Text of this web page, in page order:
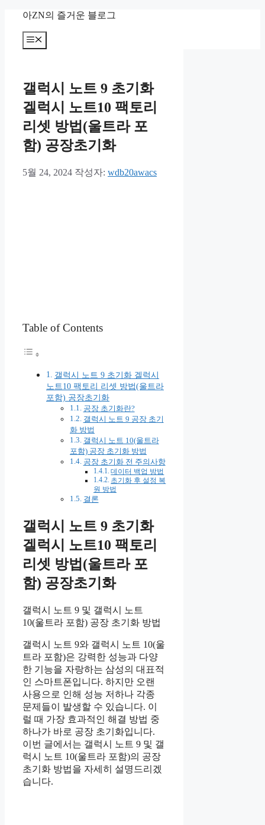
아ZN의 즐거운 블로그
메
뉴
갤럭시 노트 9 초기화
겔럭시 노트10 팩토리
리셋 방법(울트라 포
함) 공장초기화
5월 24, 2024 작성자: wdb20awacs
Table of Contents
갤럭시 노트 9 초기화 겔럭시
노트10 팩토리 리셋 방법(울트라
포함) 공장초기화
공장 초기화란?
갤럭시 노트 9 공장 초기
화 방법
갤럭시 노트 10(울트라
포함) 공장 초기화 방법
공장 초기화 전 주의사항
데이터 백업 방법
초기화 후 설정 복
원 방법
결론
갤럭시 노트 9 초기화
겔럭시 노트10 팩토리
리셋 방법(울트라 포
함) 공장초기화
갤럭시 노트 9 및 갤럭시 노트
10(울트라 포함) 공장 초기화 방법
갤럭시 노트 9와 갤럭시 노트 10(울
트라 포함)은 강력한 성능과 다양
한 기능을 자랑하는 삼성의 대표적
인 스마트폰입니다. 하지만 오랜
사용으로 인해 성능 저하나 각종
문제들이 발생할 수 있습니다. 이
럴 때 가장 효과적인 해결 방법 중
하나가 바로 공장 초기화입니다.
이번 글에서는 갤럭시 노트 9 및 갤
럭시 노트 10(울트라 포함)의 공장
초기화 방법을 자세히 설명드리겠
습니다.